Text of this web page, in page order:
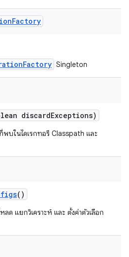
Factory
Singleton
discardExceptions)
บในไดเรกทอรี Classpath และ
()
ด แยกวิเคราะห์ และ ตั้งค่าตัวเลือก